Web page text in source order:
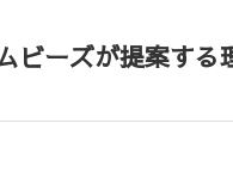
ビーズが提案する